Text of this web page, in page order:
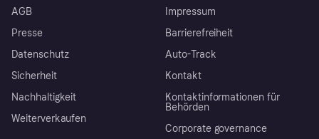
AGB
Presse
Datenschutz
Sicherheit
Nachhaltigkeit
Weiterverkaufen
Impressum
Barrierefreiheit
Auto-Track
Kontakt
Kontaktinformationen für
Behörden
Corporate governance